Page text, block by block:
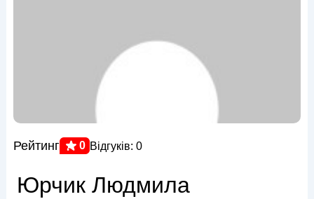
Рейтинг 0 Відгуків: 0
Юрчик Людмила